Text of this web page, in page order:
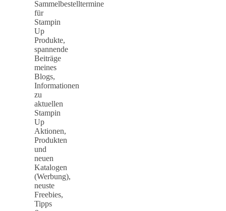
Sammelbestelltermine
für
Stampin
Up
Produkte,
spannende
Beiträge
meines
Blogs,
Informationen
zu
aktuellen
Stampin
Up
Aktionen,
Produkten
und
neuen
Katalogen
(Werbung),
neuste
Freebies,
Tipps